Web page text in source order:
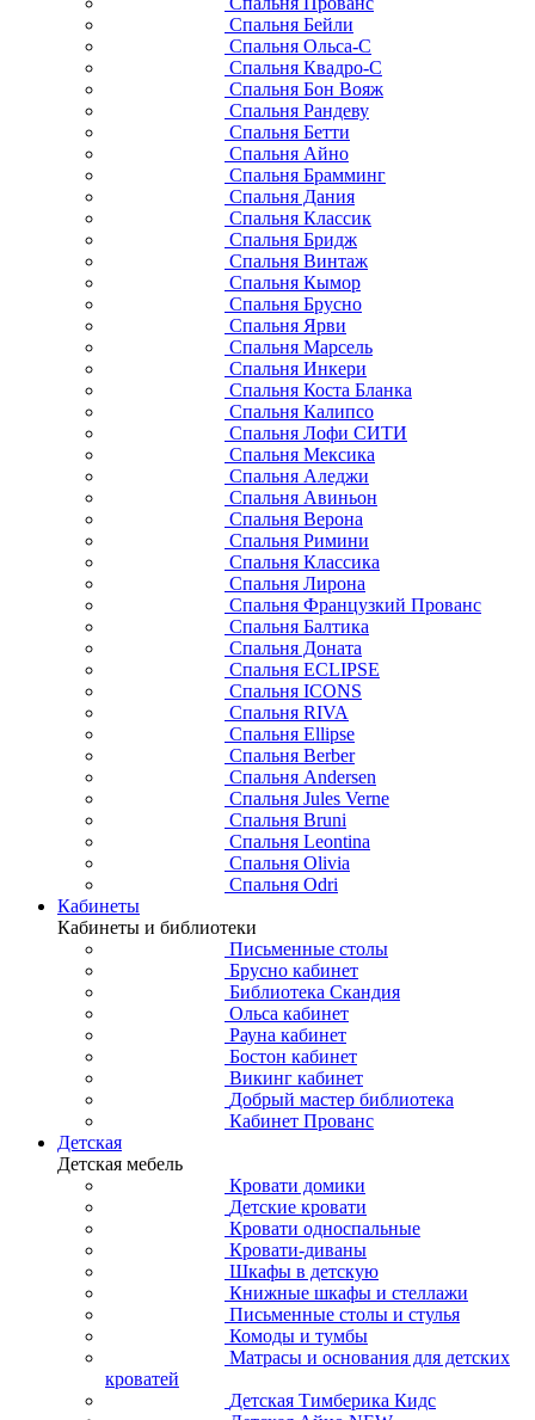
Спальня Бейли
Спальня Ольса-С
Спальня Квадро-С
Спальня Бон Вояж
Спальня Рандеву
Спальня Бетти
Спальня Айно
Спальня Брамминг
Спальня Дания
Спальня Классик
Спальня Бридж
Спальня Винтаж
Спальня Кымор
Спальня Брусно
Спальня Ярви
Спальня Марсель
Спальня Инкери
Спальня Коста Бланка
Спальня Калипсо
Спальня Лофи СИТИ
Спальня Мексика
Спальня Аледжи
Спальня Авиньон
Спальня Верона
Спальня Римини
Спальня Классика
Спальня Лирона
Спальня Французкий Прованс
Спальня Балтика
Спальня Доната
Спальня ECLIPSE
Спальня ICONS
Спальня RIVA
Спальня Ellipse
Спальня Berber
Спальня Andersen
Спальня Jules Verne
Спальня Bruni
Спальня Leontina
Спальня Olivia
Спальня Odri
Кабинеты
Кабинеты и библиотеки
Письменные столы
Брусно кабинет
Библиотека Скандия
Ольса кабинет
Рауна кабинет
Бостон кабинет
Викинг кабинет
Добрый мастер библиотека
Кабинет Прованс
Детская
Детская мебель
Кровати домики
Детские кровати
Кровати односпальные
Кровати-диваны
Шкафы в детскую
Книжные шкафы и стеллажи
Письменные столы и стулья
Комоды и тумбы
Матрасы и основания для детских
кроватей
Детская Тимберика Кидс